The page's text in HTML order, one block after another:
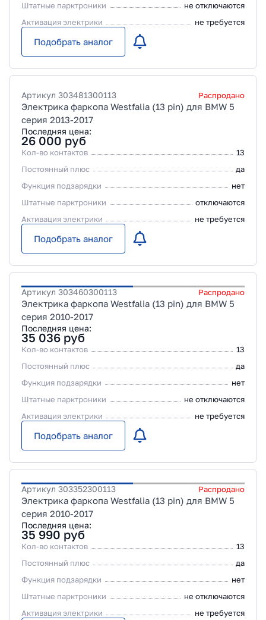
Штатные парктроники
не отключаются
Активация электрики
не требуется
Подобрать аналог
Артикул 303481300113 Распродано
Электрика фаркопа Westfalia (13 pin) для BMW 5
серия 2013-2017
Последняя цена:
26 000 руб
Кол-во контактов
13
Постоянный плюс
да
Функция подзарядки
нет
Штатные парктроники
отключаются
Активация электрики
не требуется
Подобрать аналог
Артикул 303460300113 Распродано
Электрика фаркопа Westfalia (13 pin) для BMW 5
серия 2010-2017
Последняя цена:
35 036 руб
Кол-во контактов
13
Постоянный плюс
да
Функция подзарядки
нет
Штатные парктроники
не отключаются
Активация электрики
не требуется
Подобрать аналог
Артикул 303352300113 Распродано
Электрика фаркопа Westfalia (13 pin) для BMW 5
серия 2010-2017
Последняя цена:
35 990 руб
Кол-во контактов
13
Постоянный плюс
да
Функция подзарядки
нет
Штатные парктроники
не отключаются
Активация электрики
не требуется